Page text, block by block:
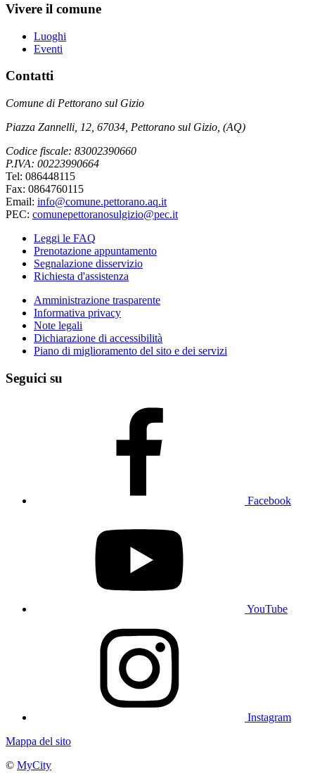
Vivere il comune
Luoghi
Eventi
Contatti
Comune di Pettorano sul Gizio
Piazza Zannelli, 12, 67034, Pettorano sul Gizio, (AQ)
Codice fiscale: 83002390660
P.IVA: 00223990664
Tel: 086448115
Fax: 0864760115
Email: info@comune.pettorano.aq.it
PEC: comunepettoranosulgizio@pec.it
Leggi le FAQ
Prenotazione appuntamento
Segnalazione disservizio
Richiesta d'assistenza
Amministrazione trasparente
Informativa privacy
Note legali
Dichiarazione di accessibilità
Piano di miglioramento del sito e dei servizi
Seguici su
Facebook
YouTube
Instagram
Mappa del sito
© MyCity